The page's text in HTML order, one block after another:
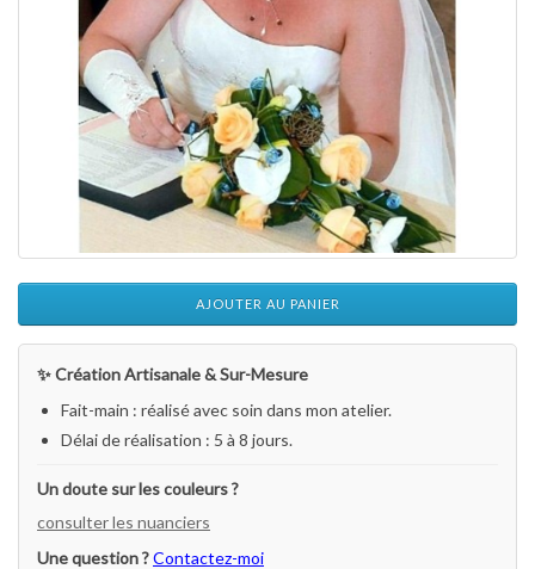
AJOUTER AU PANIER
✨ Création Artisanale & Sur-Mesure
Fait-main : réalisé avec soin dans mon atelier.
Délai de réalisation : 5 à 8 jours.
Un doute sur les couleurs ?
consulter les nuanciers
Une question ?Contactez-moi